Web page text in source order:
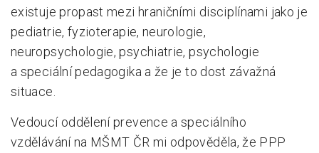
existuje propast mezi hraničními disciplínami jako je
pediatrie, fyzioterapie, neurologie,
neuropsychologie, psychiatrie, psychologie
a speciální pedagogika a že je to dost závažná
situace.
Vedoucí oddělení prevence a speciálního
vzdělávání na MŠMT ČR mi odpověděla, že PPP